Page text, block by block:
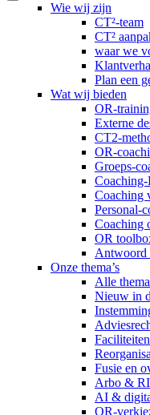
Wie wij zijn
CT²-team
CT²
waar we
Plan een
Wat wij bieden
OR-
Externe
CT2-
OR-
Groeps-
Coaching-
Coaching
Personal-
Coaching
OR
Antwoord
Onze thema’s
Alle
Nieuw in
Fusie en
Arbo &
AI &
OR-